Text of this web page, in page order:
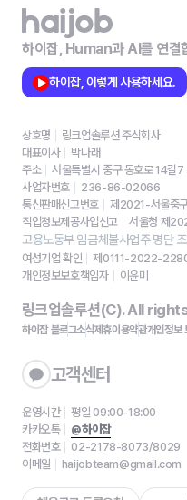
하이잡, Human과 AI를 연결
하이잡, 이렇게 사용하세요.
상호명
링크업솔루션 주식회사
대표이사
박나래
주소
서울특별시 중구 동호로 14길
사업자번호
236-86-02066
통신판매신고번호
제2021-서울중
직업정보제공사업신고
서울청 제
고용노동부 임금체불사업주 명단 조
여성기업 확인
제0111-2022-
개인정보보호책임자
이윤미
링크업솔루션(C). All
하이잡 블로그소식제휴이용약관개인정보
고객센터
운영시간
평일 09:00-18:00
카카오톡
@하이잡
전화번호
02-2178-8073/8029
이메일
haijobteam@gmail.com